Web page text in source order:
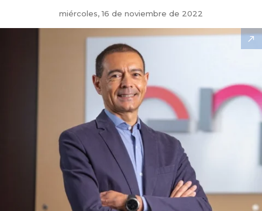
miércoles, 16 de noviembre de 2022